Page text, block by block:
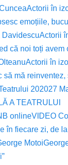
Actorii în
emoțiile,
DavidescuActorii
că noi toți
Actorii în
să mă
202027
A TEATRULUI
onlineVIDEO
în fiecare zi, de
Motoi